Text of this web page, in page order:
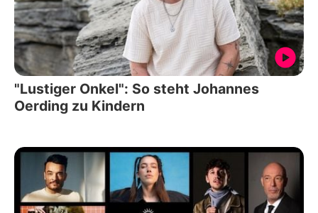
"Lustiger Onkel": So steht Johannes
Oerding zu Kindern